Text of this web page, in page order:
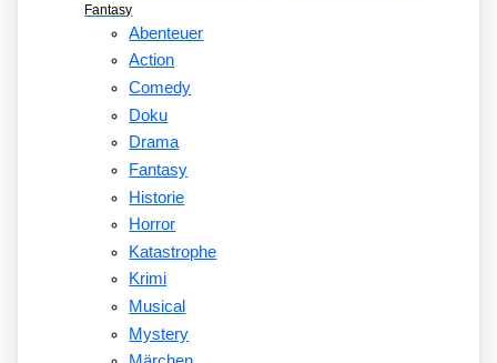
Fantasy
Abenteuer
Action
Comedy
Doku
Drama
Fantasy
Historie
Horror
Katastrophe
Krimi
Musical
Mystery